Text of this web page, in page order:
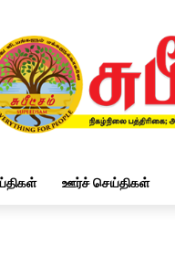
ஊர்ச் செய்திகள்